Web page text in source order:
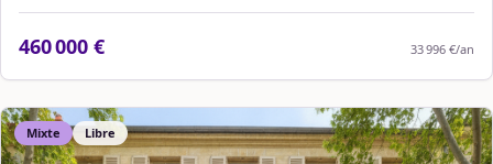
460 000 € 33 996 €/an
Mixte Libre